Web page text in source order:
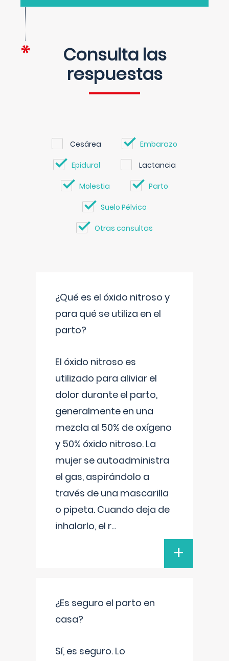
Consulta las
respuestas
Cesárea Embarazo
Epidural Lactancia
Molestia Parto
Suelo Pélvico
Otras consultas
¿Qué es el óxido nitroso y
para qué se utiliza en el
parto?
El óxido nitroso es
utilizado para aliviar el
dolor durante el parto,
generalmente en una
mezcla al 50% de oxígeno
y 50% óxido nitroso. La
mujer se autoadministra
el gas, aspirándolo a
través de una mascarilla
o pipeta. Cuando deja de
inhalarlo, el r...
+
¿Es seguro el parto en
casa?
Sí, es seguro. Lo